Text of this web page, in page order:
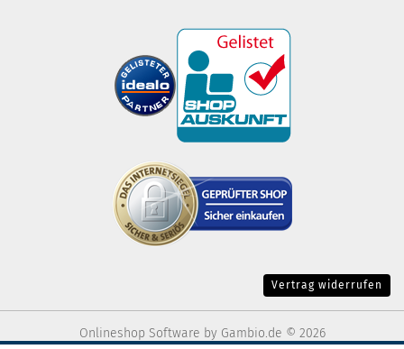
Vertrag widerrufen
Onlineshop Software by Gambio.de © 2026